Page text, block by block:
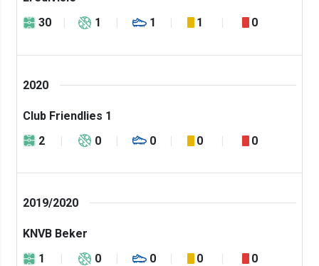
30
1 1 1 0
2020
Club Friendlies 1
2
0 0 0 0
2019/2020
KNVB Beker
1
0 0 0 0